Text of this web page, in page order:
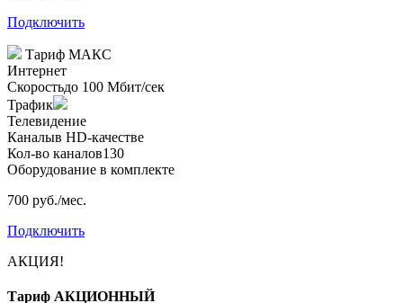
Подключить
Тариф МАКС
Интернет
Скоростьдо 100 Мбит/сек
Трафик
Телевидение
Каналыв HD-качестве
Кол-во каналов130
Оборудование в комплекте
700 руб./мес.
Подключить
АКЦИЯ!
Тариф АКЦИОННЫЙ